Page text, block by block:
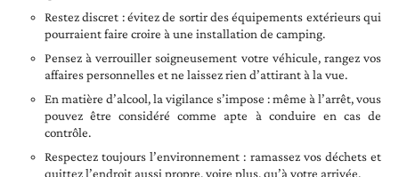
Restez discret : évitez de sortir des équipements extérieurs qui
pourraient faire croire à une installation de camping.
Pensez à verrouiller soigneusement votre véhicule, rangez vos
affaires personnelles et ne laissez rien d’attirant à la vue.
En matière d’alcool, la vigilance s’impose : même à l’arrêt, vous
pouvez être considéré comme apte à conduire en cas de
contrôle.
Respectez toujours l’environnement : ramassez vos déchets et
quittez l’endroit aussi propre, voire plus, qu’à votre arrivée.